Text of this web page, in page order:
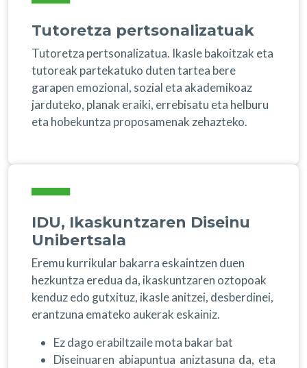
Tutoretza pertsonalizatuak
Tutoretza pertsonalizatua. Ikasle bakoitzak eta
tutoreak partekatuko duten tartea bere
garapen emozional, sozial eta akademikoaz
jarduteko, planak eraiki, errebisatu eta helburu
eta hobekuntza proposamenak zehazteko.
IDU, Ikaskuntzaren Diseinu
Unibertsala
Eremu kurrikular bakarra eskaintzen duen
hezkuntza eredua da, ikaskuntzaren oztopoak
kenduz edo gutxituz, ikasle anitzei, desberdinei,
erantzuna emateko aukerak eskainiz.
Ez dago erabiltzaile mota bakar bat
Diseinuaren abiapuntua aniztasuna da, eta